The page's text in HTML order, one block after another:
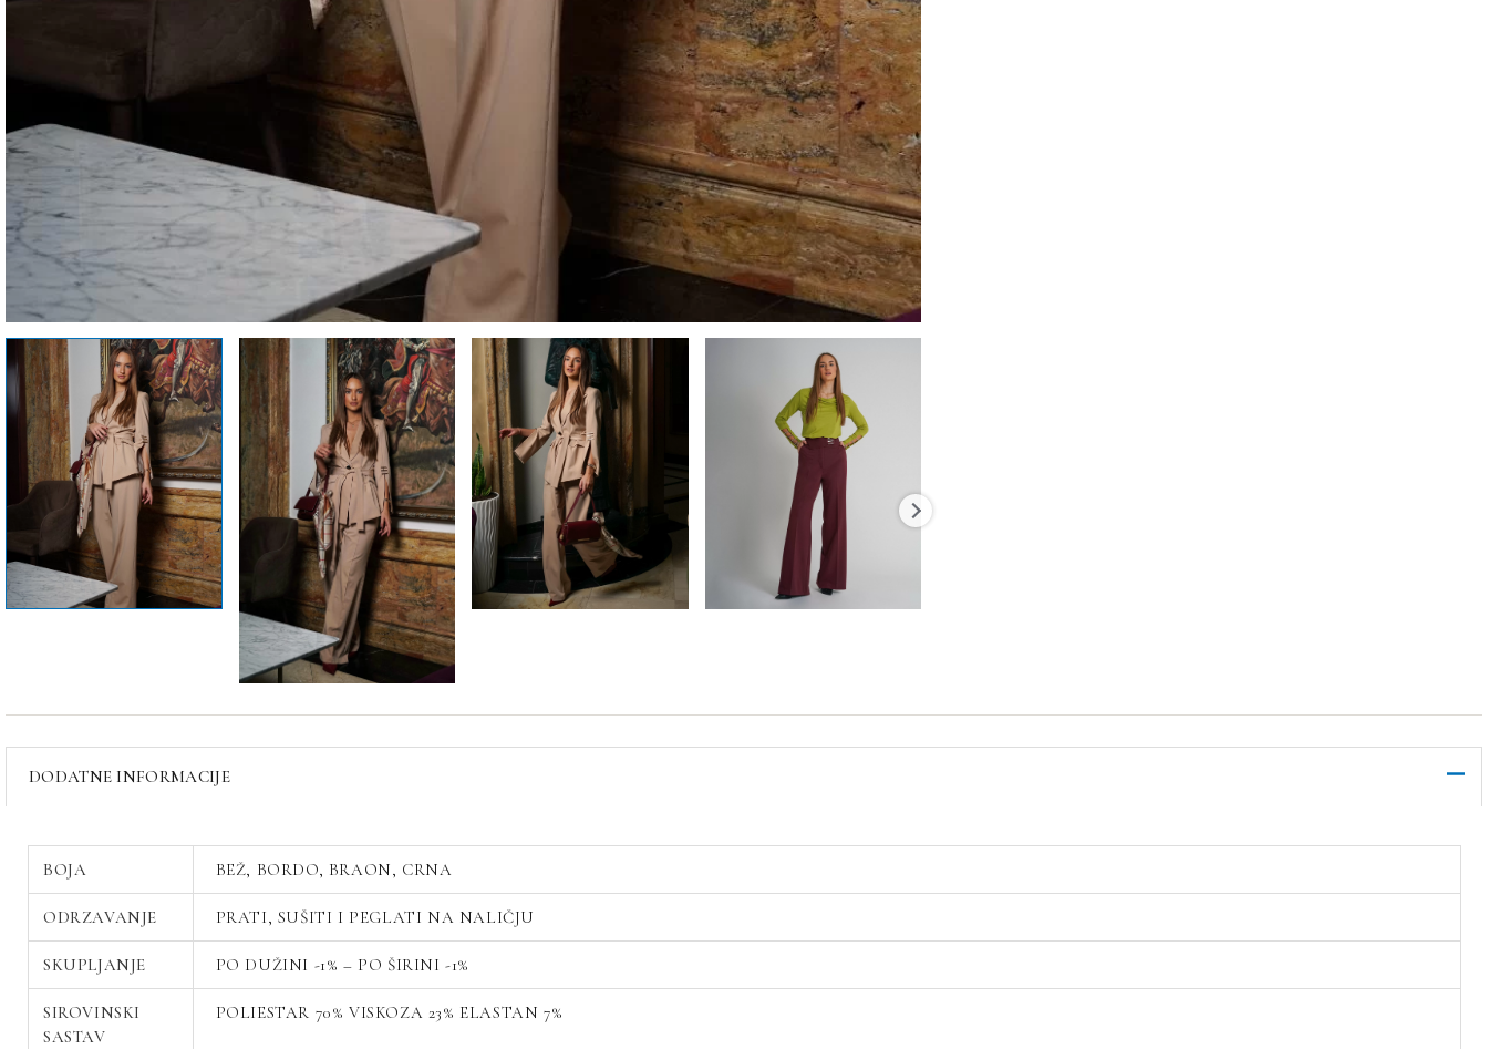
DODATNE INFORMACIJE
BOJA BEŽ, BORDO, BRAON, CRNA
ODRZAVANJE PRATI, SUŠITI I PEGLATI NA NALIČJU
SKUPLJANJE PO DUŽINI -1% – PO ŠIRINI -1%
SIROVINSKI
SASTAV
POLIESTAR 70% VISKOZA 23% ELASTAN 7%